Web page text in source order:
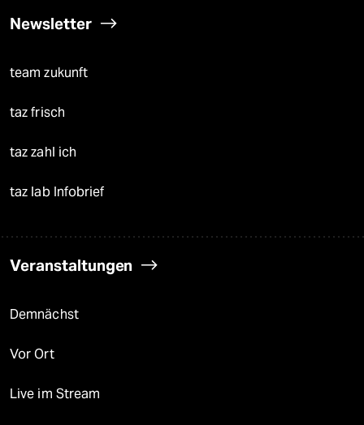
Newsletter
team zukunft
taz frisch
taz zahl ich
taz lab Infobrief
Veranstaltungen
Demnächst
Vor Ort
Live im Stream